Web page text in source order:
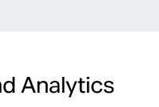
Analytics